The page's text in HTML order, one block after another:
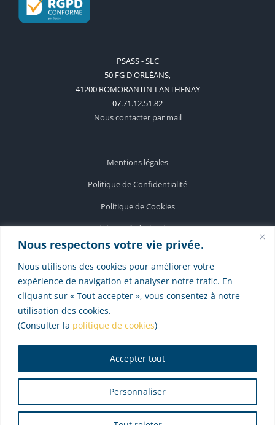
Nous respectons votre vie privée.
Nous utilisons des cookies pour améliorer votre
expérience de navigation et analyser notre trafic. En
cliquant sur « Tout accepter », vous consentez à notre
utilisation des cookies.
(Consulter la politique de cookies)
Personnaliser
Accepter tout
PSASS - SLC
50 FG D'ORLÉANS,
41200 ROMORANTIN-LANTHENAY
07.71.12.51.82
Nous contacter par mail
Mentions légales
Politique de Confidentialité
Politique de Cookies
Conditions générales de vente
Personnes en situation de handicap
PSASS
SLEEP LEARNING CENTER
EPNOS
NIIX